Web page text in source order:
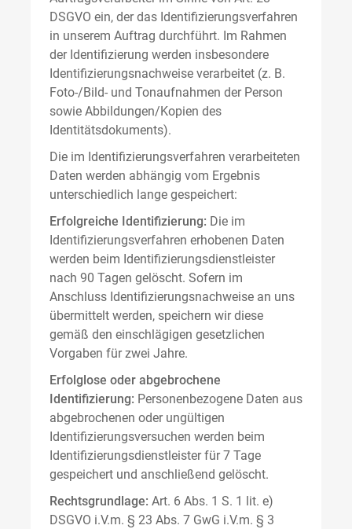
DSGVO ein, der das Identifizierungsverfahren
in unserem Auftrag durchführt. Im Rahmen
der Identifizierung werden insbesondere
Identifizierungsnachweise verarbeitet (z. B.
Foto-/Bild- und Tonaufnahmen der Person
sowie Abbildungen/Kopien des
Identitätsdokuments).
Die im Identifizierungsverfahren verarbeiteten
Daten werden abhängig vom Ergebnis
unterschiedlich lange gespeichert:
Erfolgreiche Identifizierung: Die im
Identifizierungsverfahren erhobenen Daten
werden beim Identifizierungsdienstleister
nach 90 Tagen gelöscht. Sofern im
Anschluss Identifizierungsnachweise an uns
übermittelt werden, speichern wir diese
gemäß den einschlägigen gesetzlichen
Vorgaben für zwei Jahre.
Erfolglose oder abgebrochene
Identifizierung: Personenbezogene Daten aus
abgebrochenen oder ungültigen
Identifizierungsversuchen werden beim
Identifizierungsdienstleister für 7 Tage
gespeichert und anschließend gelöscht.
Rechtsgrundlage: Art. 6 Abs. 1 S. 1 lit. e)
DSGVO i.V.m. § 23 Abs. 7 GwG i.V.m. § 3